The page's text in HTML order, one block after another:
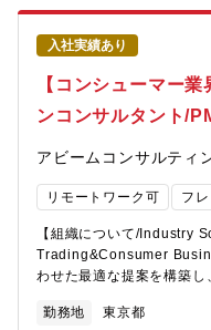
す。【プロジェクト事例
PMI・人事組織改革支援■
制度設計及び実現のため
プロジェクトマネジメント
幹制度設計支援■食品卸/メ
配置施策・制度設計支援■
ドバイザリ
して、顧客の業務を深く
境の変化に対応するための
でワンストップでサポート
入済みのシステムおよび
ロジェクト■各種SaaS製
プロジェクト■サービスの
包括したグローバル運用
システムに対する運用保
対する運用保守プロジェク
入社実績あり
【コンシューマー
ンコンサルタント/
アビームコンサルティ
リモートワーク可 フ
【組織について/Industry
Trading&Consumer
わせた最適な提案を構築
融、公共・産業インフラ
勤務地 東京都